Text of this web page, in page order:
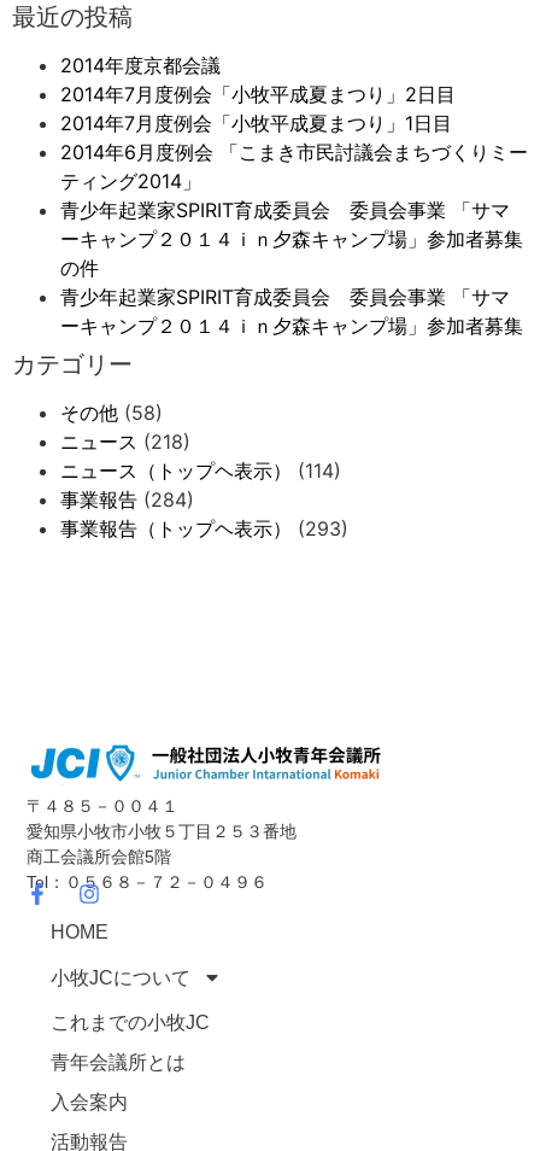
最近の投稿
2014年度京都会議
2014年7月度例会「小牧平成夏まつり」2日目
2014年7月度例会「小牧平成夏まつり」1日目
2014年6月度例会 「こまき市民討議会まちづくりミー
ティング2014」
青少年起業家SPIRIT育成委員会 委員会事業 「サマ
ーキャンプ２０１４ｉｎ夕森キャンプ場」参加者募集
の件
青少年起業家SPIRIT育成委員会 委員会事業 「サマ
ーキャンプ２０１４ｉｎ夕森キャンプ場」参加者募集
カテゴリー
その他 (58)
ニュース (218)
ニュース（トップヘ表示）
(114)
事業報告 (284)
事業報告（トップヘ表示）
(293)
〒４８５－００４１
愛知県小牧市小牧５丁目２５３番地
商工会議所会館5階
Tel：０５６８－７２－０４９６
HOME
小牧JCについて
これまでの小牧JC
青年会議所とは
入会案内
活動報告